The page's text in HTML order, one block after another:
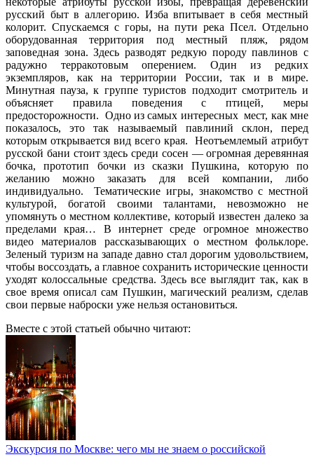
русский быт в аллегорию. Изба впитывает в себя местный
колорит. Спускаемся с горы, на пути река Псел. Отдельно
оборудованная территория под местный пляж, рядом
заповедная зона. Здесь разводят редкую породу павлинов с
радужно терракотовым оперением. Один из редких
экземпляров, как на территории России, так и в мире.
Минутная пауза, к группе туристов подходит смотритель и
объясняет правила поведения с птицей, меры
предосторожности. Одно из самых интересных мест, как мне
показалось, это так называемый павлиний склон, перед
которым открывается вид всего края. Неотъемлемый атрибут
русской бани стоит здесь среди сосен — огромная деревянная
бочка, прототип бочки из сказки Пушкина, которую по
желанию можно заказать для всей компании, либо
индивидуально. Тематические игры, знакомство с местной
культурой, богатой своими талантами, невозможно не
упомянуть о местном коллективе, который известен далеко за
пределами края… В интернет среде огромное множество
видео материалов рассказывающих о местном фольклоре.
Зеленый туризм на западе давно стал дорогим удовольствием,
чтобы воссоздать, а главное сохранить исторические ценности
уходят колоссальные средства. Здесь все выглядит так, как в
свое время описал сам Пушкин, магический реализм, сделав
свои первые наброски уже нельзя остановиться.
Вместе с этой статьей обычно читают:
Экскурсия по Москве: чего мы не знаем о российской